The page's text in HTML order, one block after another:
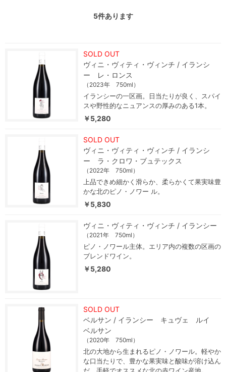
5件あります
SOLD OUT
ヴィニ・ヴィティ・ヴィンチ / イランシ
ー レ・ロンス
（2023年 750ml）
イランシーの一区画。日当たりが良く、スパイ
スや野性的なニュアンスの厚みのある1本。
￥5,280
SOLD OUT
ヴィニ・ヴィティ・ヴィンチ / イランシ
ー ラ・クロワ・ブュテックス
（2022年 750ml）
上品できめ細かく滑らか、柔らかくて果実味豊
かな北のピノ・ノワー ル。
￥5,830
ヴィニ・ヴィティ・ヴィンチ / イランシー
（2021年 750ml）
ピノ・ノワール主体。エリア内の複数の区画の
ブレンドワイン。
￥5,280
SOLD OUT
ベルサン / イランシー キュヴェ ルイ
ベルサン
（2020年 750ml）
北の大地から生まれるピノ・ノワール。軽やか
な口当たりで、豊かな果実味と酸味が溶け込ん